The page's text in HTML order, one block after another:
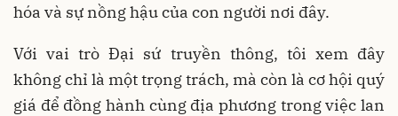
hóa và sự nồng hậu của con người nơi đây.
Với vai trò Đại sứ truyền thông, tôi xem đây
không chỉ là một trọng trách, mà còn là cơ hội quý
giá để đồng hành cùng địa phương trong việc lan